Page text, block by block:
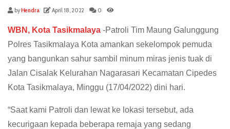
byHendra April 18, 2022 0
WBN, Kota Tasikmalaya -Patroli Tim Maung Galunggung
Polres Tasikmalaya Kota amankan sekelompok pemuda
yang bangunkan sahur sambil minum miras jenis tuak di
Jalan Cisalak Kelurahan Nagarasari Kecamatan Cipedes
Kota Tasikmalaya, Minggu (17/04/2022) dini hari.
“Saat kami Patroli dan lewat ke lokasi tersebut, ada
kecurigaan kepada beberapa remaja yang sedang